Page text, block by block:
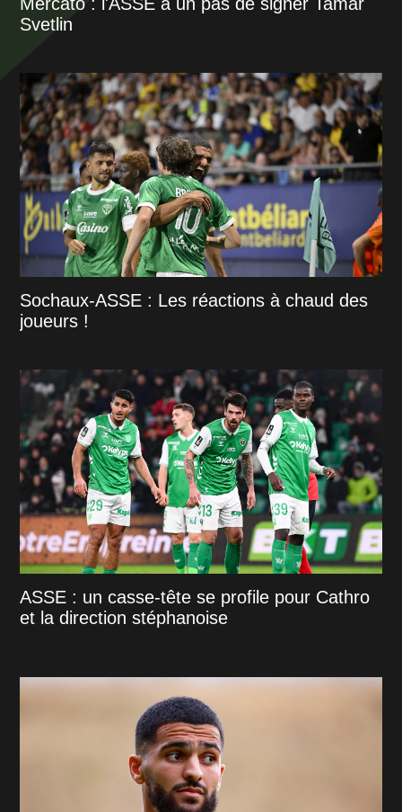
Svetlin
Sochaux-ASSE : Les réactions à chaud des
joueurs !
ASSE : un casse-tête se profile pour Cathro
et la direction stéphanoise